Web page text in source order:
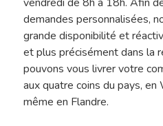
demandes personnalisées,
grande disponibilité et
et plus précisément dans la
pouvons vous livrer votre
aux quatre coins du pays,
même en Flandre.